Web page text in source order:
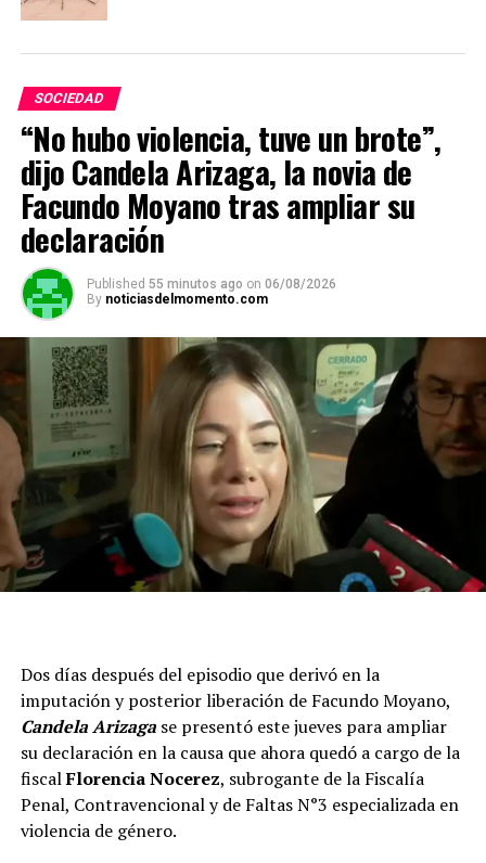
SOCIEDAD
“No hubo violencia, tuve un brote”,
dijo Candela Arizaga, la novia de
Facundo Moyano tras ampliar su
declaración
Published 55 minutos ago on 06/08/2026
By noticiasdelmomento.com
Dos días después del episodio que derivó en la
imputación y posterior liberación de Facundo Moyano,
Candela Arizagase presentó este jueves para ampliar
su declaración en la causa que ahora quedó a cargo de la
fiscalFlorencia Nocerez, subrogante de la Fiscalía
Penal, Contravencional y de Faltas N°3 especializada en
violencia de género.